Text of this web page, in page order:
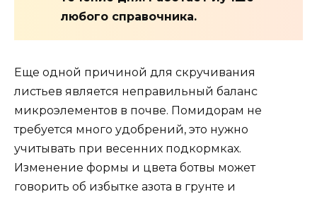
любого справочника.
Еще одной причиной для скручивания
листьев является неправильный баланс
микроэлементов в почве. Помидорам не
требуется много удобрений, это нужно
учитывать при весенних подкормках.
Изменение формы и цвета ботвы может
говорить об избытке азота в грунте и